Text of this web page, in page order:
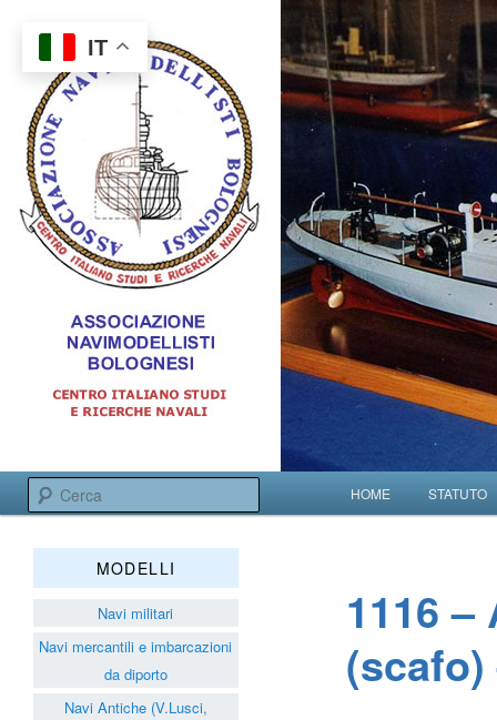
Associazione
Centro italiano studi e ricerche navali
Menu principale
VAI AL
VAI AL
HOME STATUTO
1116 –
(scafo)
MODELLI
Navi militari
Navi mercantili e imbarcazioni
da diporto
Navi Antiche (V.Lusci,
IT